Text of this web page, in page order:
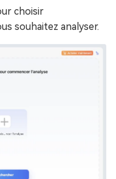
choisir
souhaitez analyser.